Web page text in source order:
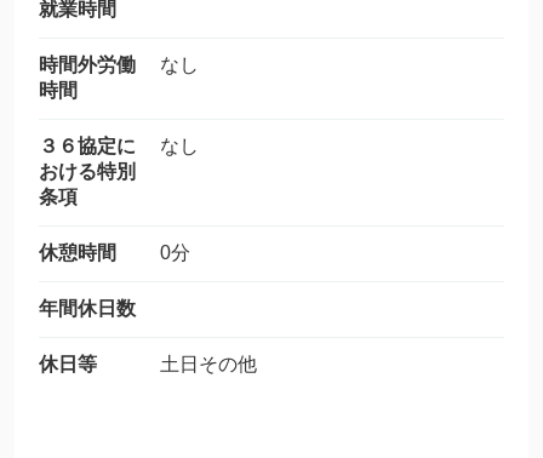
就業時間
時間外労働
時間
なし
３６協定に
おける特別
条項
なし
休憩時間 0分
年間休日数
休日等 土日その他